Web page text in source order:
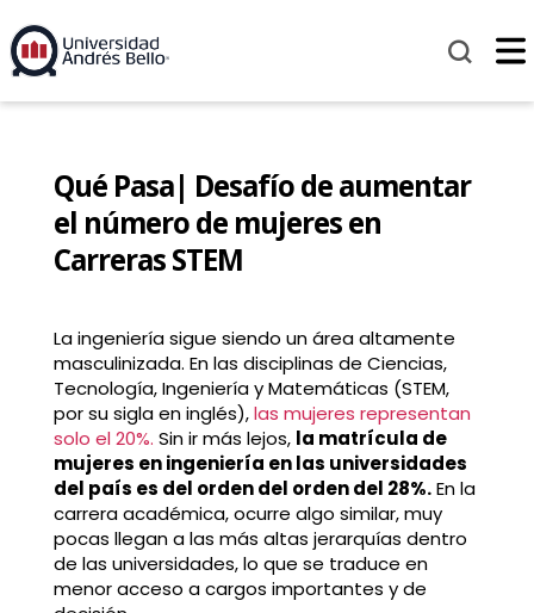
Qué Pasa| Desafío de aumentar
el número de mujeres en
Carreras STEM
La ingeniería sigue siendo un área altamente
masculinizada. En las disciplinas de Ciencias,
Tecnología, Ingeniería y Matemáticas (STEM,
por su sigla en inglés),las mujeres representan
solo el 20%. Sin ir más lejos, la matrícula de
mujeres en ingeniería en las universidades
del país es del orden del orden del 28%.En la
carrera académica, ocurre algo similar, muy
pocas llegan a las más altas jerarquías dentro
de las universidades, lo que se traduce en
menor acceso a cargos importantes y de